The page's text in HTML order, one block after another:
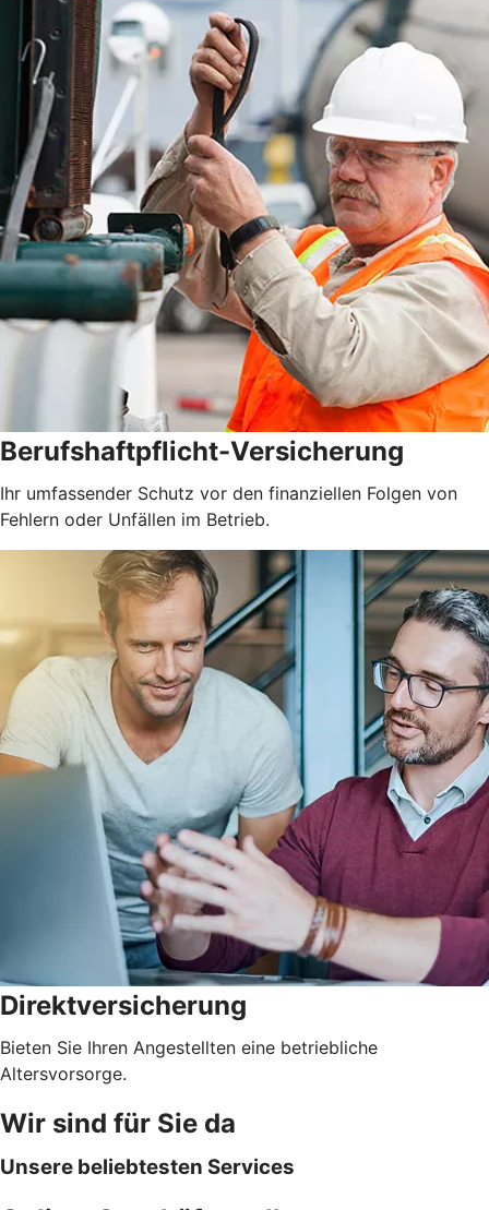
Berufshaftpflicht-Versicherung
Ihr umfassender Schutz vor den finanziellen Folgen von
Fehlern oder Unfällen im Betrieb.
Direktversicherung
Bieten Sie Ihren Angestellten eine betriebliche
Altersvorsorge.
Wir sind für Sie da
Unsere beliebtesten Services